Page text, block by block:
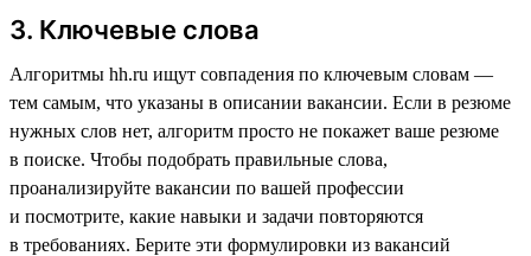
3. Ключевые слова
Алгоритмы hh.ru ищут совпадения по ключевым словам —
тем самым, что указаны в описании вакансии. Если в резюме
нужных слов нет, алгоритм просто не покажет ваше резюме
в поиске. Чтобы подобрать правильные слова,
проанализируйте вакансии по вашей профессии
и посмотрите, какие навыки и задачи повторяются
в требованиях. Берите эти формулировки из вакансий